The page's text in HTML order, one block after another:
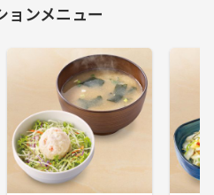
ョンメニュー